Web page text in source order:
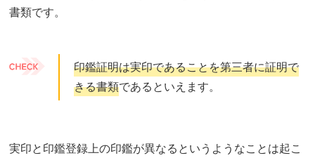
書類です。
印鑑証明は実印であることを第三者に証明で
きる書類であるといえます。
実印と印鑑登録上の印鑑が異なるというようなことは起こ